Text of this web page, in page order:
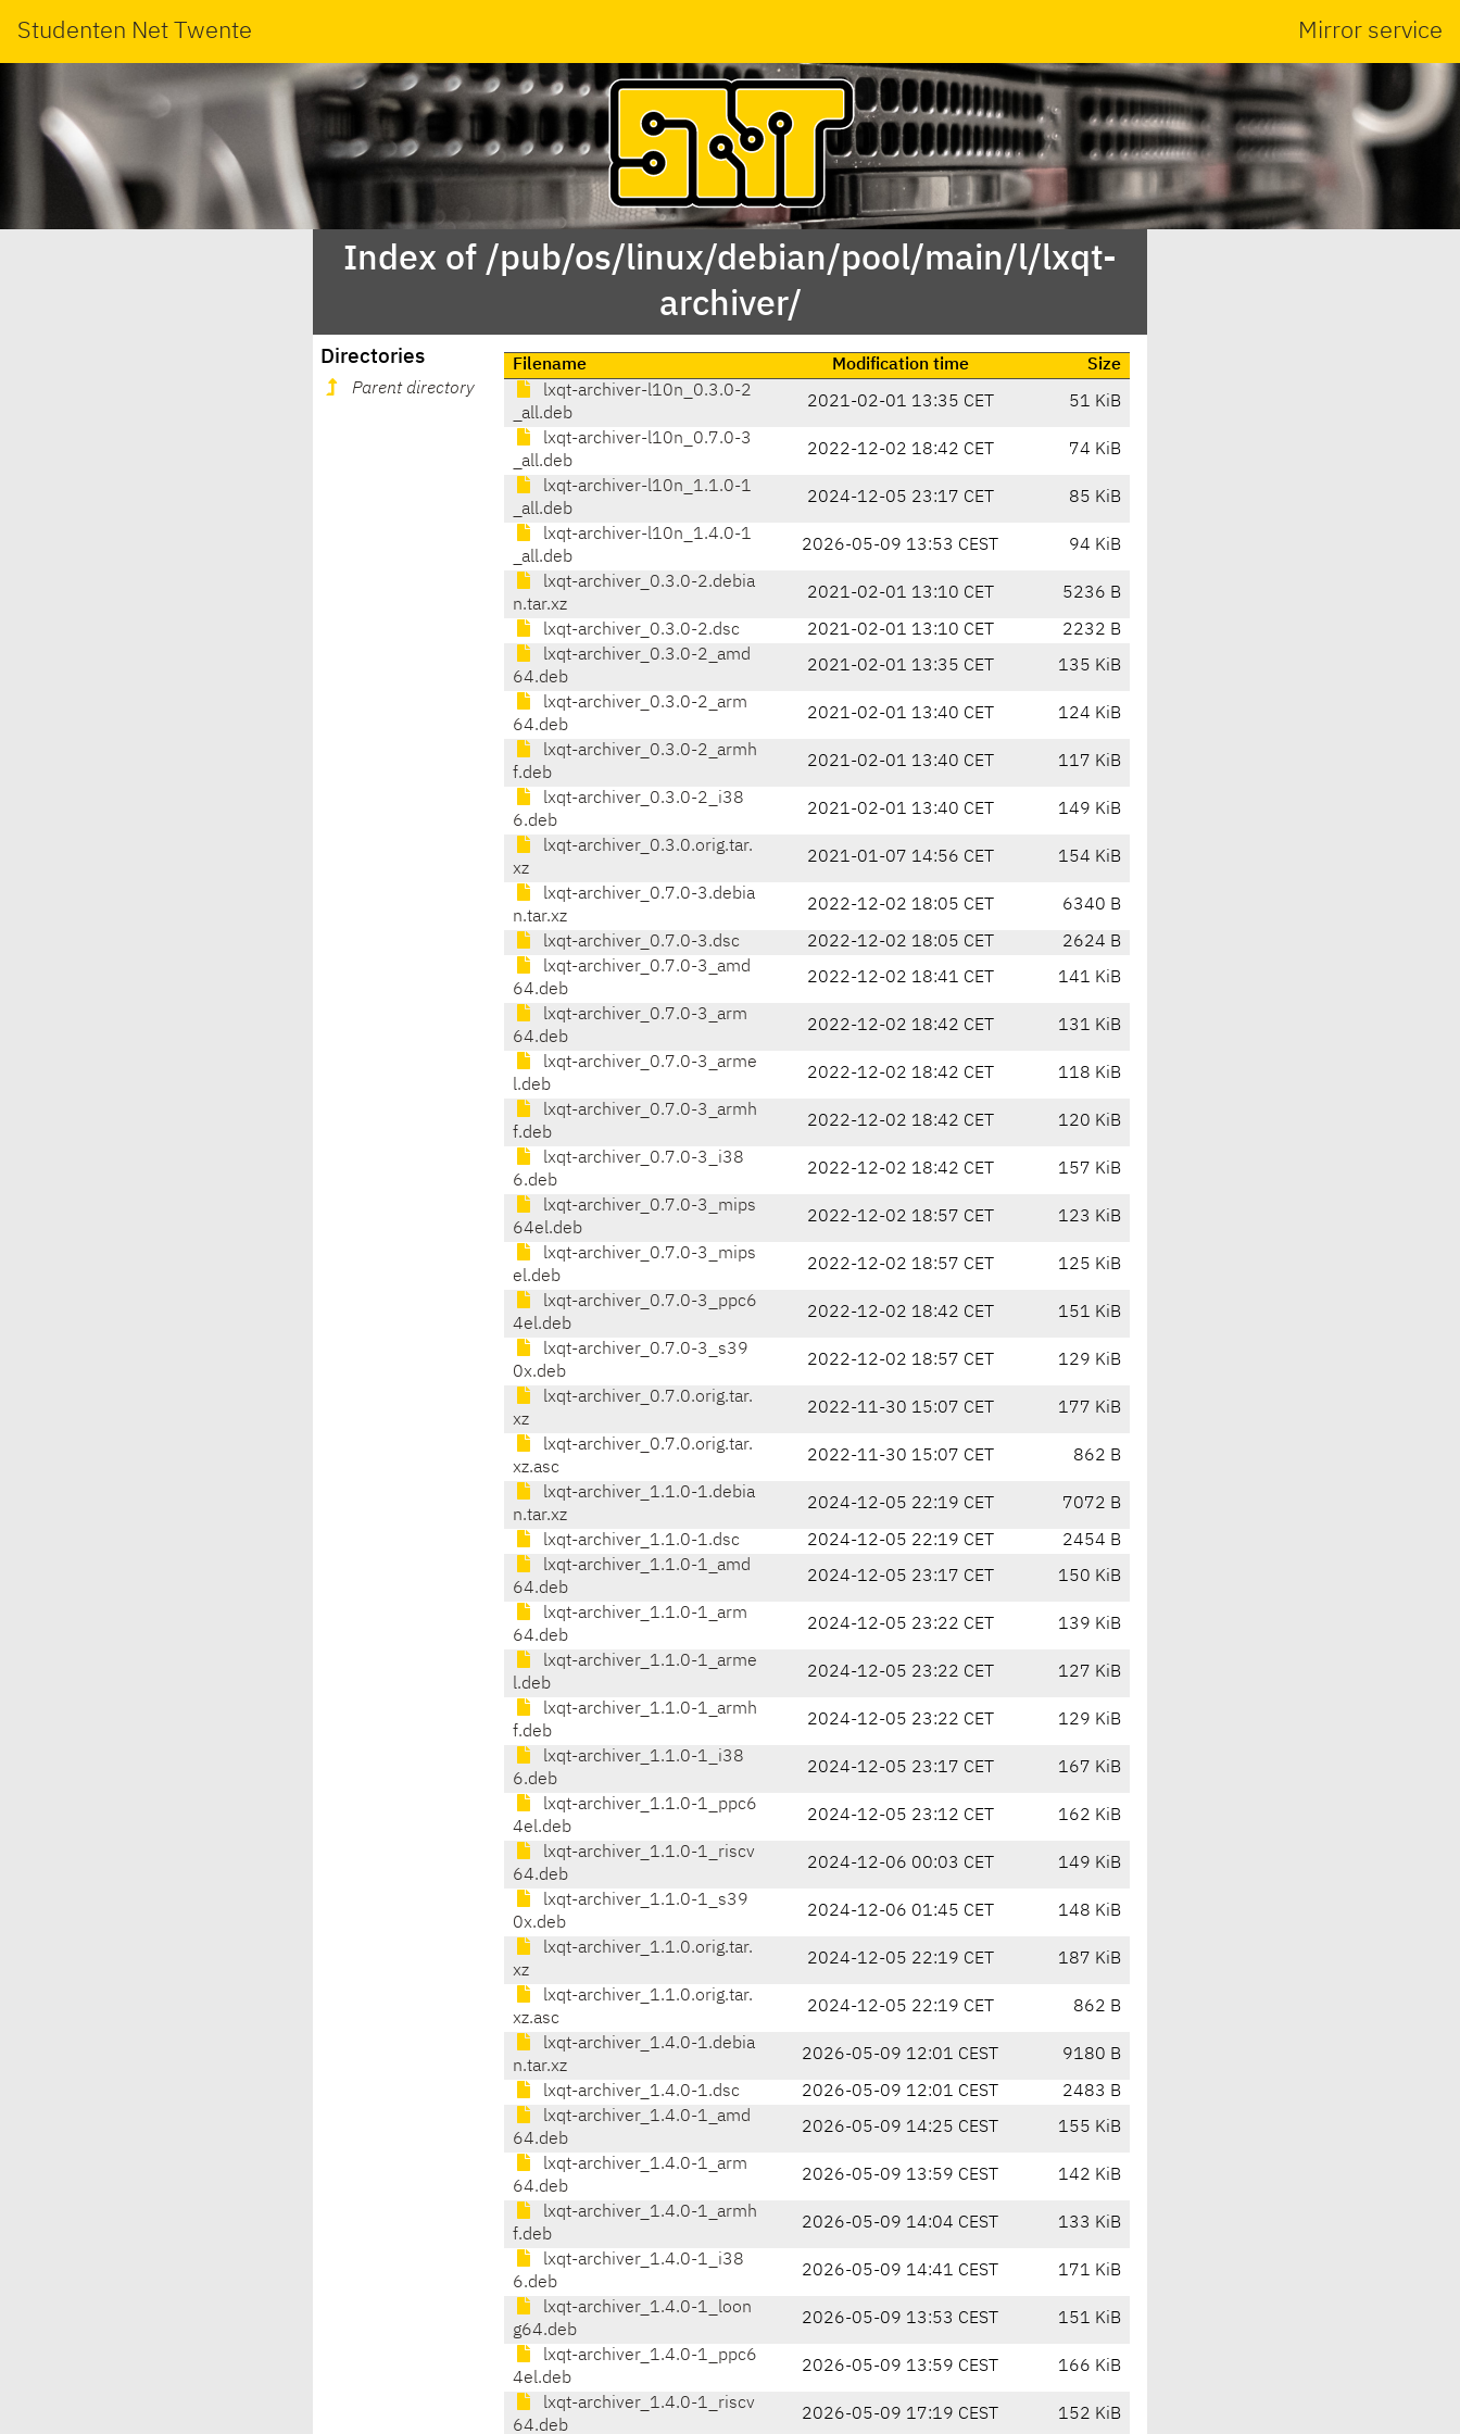
Studenten Net Twente Mirror service
Index of /pub/os/linux/debian/pool/main/l/lxqt-
archiver/
Directories
Parent directory
Filename Modification time
Size
lxqt-archiver-l10n_0.3.0-2
_all.deb
2021-02-01 13:35 CET 51 KiB
lxqt-archiver-l10n_0.7.0-3
_all.deb
2022-12-02 18:42 CET 74 KiB
lxqt-archiver-l10n_1.1.0-1
_all.deb
2024-12-05 23:17 CET 85 KiB
lxqt-archiver-l10n_1.4.0-1
_all.deb
2026-05-09 13:53 CEST 94 KiB
lxqt-archiver_0.3.0-2.debia
n.tar.xz
2021-02-01 13:10 CET 5236 B
lxqt-archiver_0.3.0-2.dsc 2021-02-01 13:10 CET
2232 B
lxqt-archiver_0.3.0-2_amd
64.deb
2021-02-01 13:35 CET 135 KiB
lxqt-archiver_0.3.0-2_arm
64.deb
2021-02-01 13:40 CET 124 KiB
lxqt-archiver_0.3.0-2_armh
f.deb
2021-02-01 13:40 CET 117 KiB
lxqt-archiver_0.3.0-2_i38
6.deb
2021-02-01 13:40 CET 149 KiB
lxqt-archiver_0.3.0.orig.tar.
xz
2021-01-07 14:56 CET 154 KiB
lxqt-archiver_0.7.0-3.debia
n.tar.xz
2022-12-02 18:05 CET 6340 B
lxqt-archiver_0.7.0-3.dsc 2022-12-02 18:05 CET
2624 B
lxqt-archiver_0.7.0-3_amd
64.deb
2022-12-02 18:41 CET 141 KiB
lxqt-archiver_0.7.0-3_arm
64.deb
2022-12-02 18:42 CET 131 KiB
lxqt-archiver_0.7.0-3_arme
l.deb
2022-12-02 18:42 CET 118 KiB
lxqt-archiver_0.7.0-3_armh
f.deb
2022-12-02 18:42 CET 120 KiB
lxqt-archiver_0.7.0-3_i38
6.deb
2022-12-02 18:42 CET 157 KiB
lxqt-archiver_0.7.0-3_mips
64el.deb
2022-12-02 18:57 CET 123 KiB
lxqt-archiver_0.7.0-3_mips
el.deb
2022-12-02 18:57 CET 125 KiB
lxqt-archiver_0.7.0-3_ppc6
4el.deb
2022-12-02 18:42 CET 151 KiB
lxqt-archiver_0.7.0-3_s39
0x.deb
2022-12-02 18:57 CET 129 KiB
lxqt-archiver_0.7.0.orig.tar.
xz
2022-11-30 15:07 CET 177 KiB
lxqt-archiver_0.7.0.orig.tar.
xz.asc
2022-11-30 15:07 CET 862 B
lxqt-archiver_1.1.0-1.debia
n.tar.xz
2024-12-05 22:19 CET 7072 B
lxqt-archiver_1.1.0-1.dsc 2024-12-05 22:19 CET
2454 B
lxqt-archiver_1.1.0-1_amd
64.deb
2024-12-05 23:17 CET 150 KiB
lxqt-archiver_1.1.0-1_arm
64.deb
2024-12-05 23:22 CET 139 KiB
lxqt-archiver_1.1.0-1_arme
l.deb
2024-12-05 23:22 CET 127 KiB
lxqt-archiver_1.1.0-1_armh
f.deb
2024-12-05 23:22 CET 129 KiB
lxqt-archiver_1.1.0-1_i38
6.deb
2024-12-05 23:17 CET 167 KiB
lxqt-archiver_1.1.0-1_ppc6
4el.deb
2024-12-05 23:12 CET 162 KiB
lxqt-archiver_1.1.0-1_riscv
64.deb
2024-12-06 00:03 CET 149 KiB
lxqt-archiver_1.1.0-1_s39
0x.deb
2024-12-06 01:45 CET 148 KiB
lxqt-archiver_1.1.0.orig.tar.
xz
2024-12-05 22:19 CET 187 KiB
lxqt-archiver_1.1.0.orig.tar.
xz.asc
2024-12-05 22:19 CET 862 B
lxqt-archiver_1.4.0-1.debia
n.tar.xz
2026-05-09 12:01 CEST 9180 B
lxqt-archiver_1.4.0-1.dsc 2026-05-09 12:01 CEST
2483 B
lxqt-archiver_1.4.0-1_amd
64.deb
2026-05-09 14:25 CEST 155 KiB
lxqt-archiver_1.4.0-1_arm
64.deb
2026-05-09 13:59 CEST 142 KiB
lxqt-archiver_1.4.0-1_armh
f.deb
2026-05-09 14:04 CEST 133 KiB
lxqt-archiver_1.4.0-1_i38
6.deb
2026-05-09 14:41 CEST 171 KiB
lxqt-archiver_1.4.0-1_loon
g64.deb
2026-05-09 13:53 CEST 151 KiB
lxqt-archiver_1.4.0-1_ppc6
4el.deb
2026-05-09 13:59 CEST 166 KiB
lxqt-archiver_1.4.0-1_riscv
64.deb
2026-05-09 17:19 CEST 152 KiB